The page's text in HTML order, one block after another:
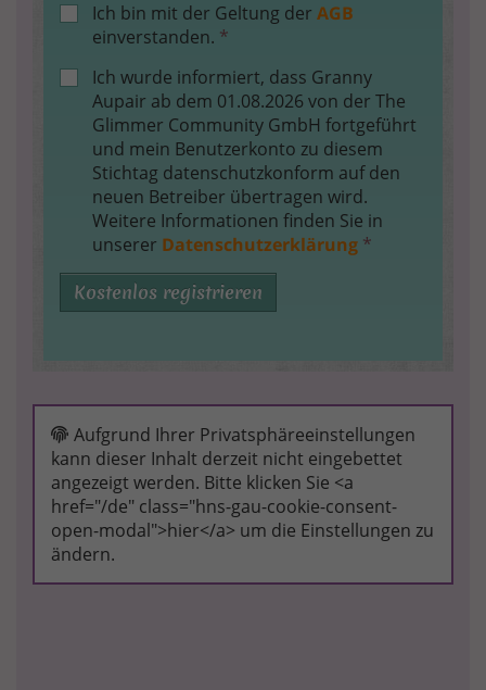
Ich bin mit der Geltung der AGB
einverstanden. *
Ich wurde informiert, dass Granny
Aupair ab dem 01.08.2026 von der The
Glimmer Community GmbH fortgeführt
und mein Benutzerkonto zu diesem
Stichtag datenschutzkonform auf den
neuen Betreiber übertragen wird.
Weitere Informationen finden Sie in
unserer Datenschutzerklärung *
Kostenlos registrieren
Aufgrund Ihrer Privatsphäreeinstellungen
kann dieser Inhalt derzeit nicht eingebettet
angezeigt werden. Bitte klicken Sie <a
href="/de" class="hns-gau-cookie-consent-
open-modal">hier</a> um die Einstellungen zu
ändern.